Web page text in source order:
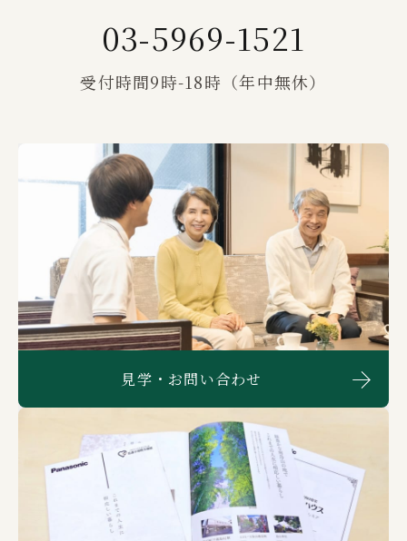
03-5969-1521
受付時間9時-18時（年中無休）
見学・お問い合わせ